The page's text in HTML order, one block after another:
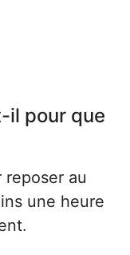
il pour que
au
une heure